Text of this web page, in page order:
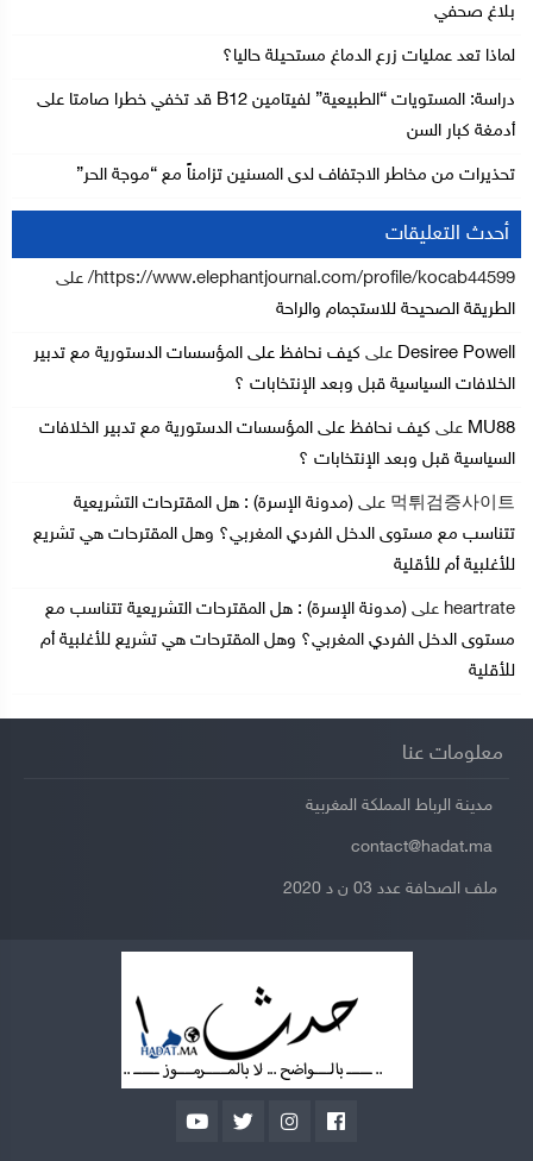
بلاغ صحفي
لماذا تعد عمليات زرع الدماغ مستحيلة حاليا؟
دراسة: المستويات “الطبيعية” لفيتامين B12 قد تخفي خطرا صامتا على
أدمغة كبار السن
تحذيرات من مخاطر الاجتفاف لدى المسنين تزامناً مع “موجة الحر”
أحدث التعليقات
https://www.elephantjournal.com/profile/kocab44599/ على
الطريقة الصحيحة للاستجمام والراحة
Desiree Powell على كيف نحافظ على المؤسسات الدستورية مع تدبير
الخلافات السياسية قبل وبعد الإنتخابات ؟
MU88 على كيف نحافظ على المؤسسات الدستورية مع تدبير الخلافات
السياسية قبل وبعد الإنتخابات ؟
먹튀검증사이트 على (مدونة الإسرة) : هل المقترحات التشريعية
تتناسب مع مستوى الدخل الفردي المغربي؟ وهل المقترحات هي تشريع
للأغلبية أم للأقلية
heartrate على (مدونة الإسرة) : هل المقترحات التشريعية تتناسب مع
مستوى الدخل الفردي المغربي؟ وهل المقترحات هي تشريع للأغلبية أم
للأقلية
معلومات عنا
مدينة الرباط المملكة المغربية
ملف الصحافة عدد 03 ن د 2020